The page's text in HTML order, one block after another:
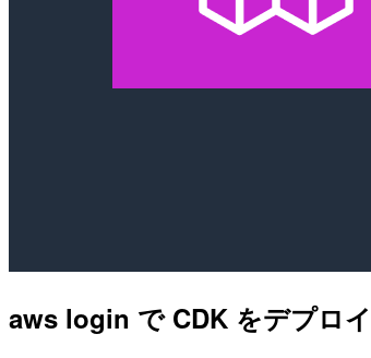
aws login で CDK をデプロ